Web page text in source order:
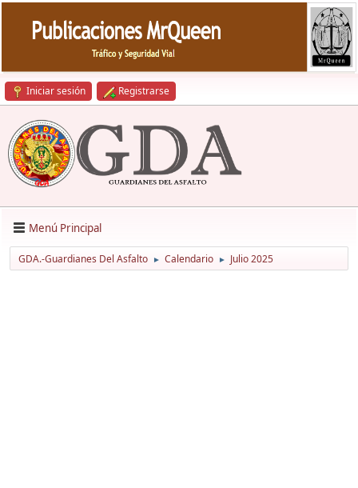
Iniciar sesión Registrarse
Menú Principal
GDA.-Guardianes Del Asfalto ► Calendario ► Julio 2025